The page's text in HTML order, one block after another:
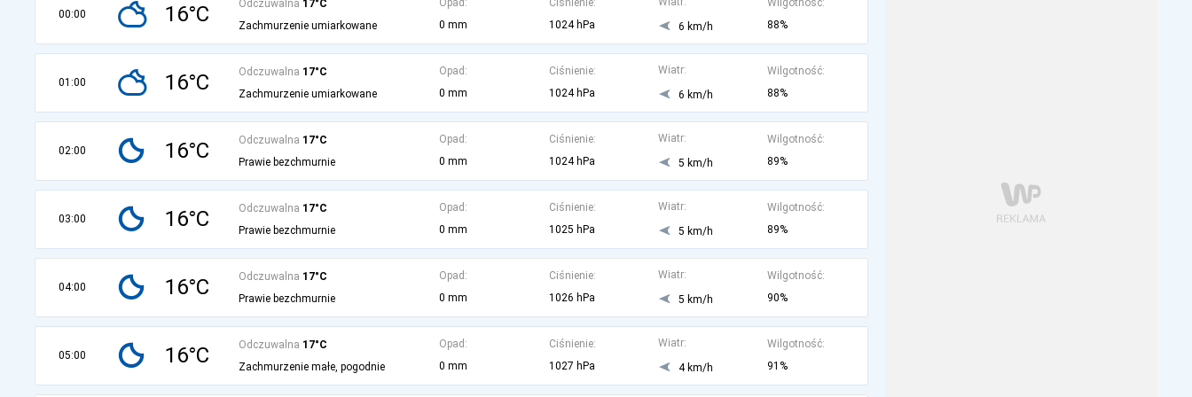
00:00 16°C Odczuwalna 17°C
Zachmurzenie umiarkowane
Opad:
0 mm
Ciśnienie:
1024 hPa
6 km/h
Wilgotność:
88%
01:00 16°C Odczuwalna 17°C
Zachmurzenie umiarkowane
Opad:
0 mm
Ciśnienie:
1024 hPa
Wiatr:
6 km/h
Wilgotność:
88%
02:00 16°C Odczuwalna 17°C
Prawie bezchmurnie
Opad:
0 mm
Ciśnienie:
1024 hPa
Wiatr:
5 km/h
Wilgotność:
89%
03:00 16°C Odczuwalna 17°C
Prawie bezchmurnie
Opad:
0 mm
Ciśnienie:
1025 hPa
Wiatr:
5 km/h
Wilgotność:
89%
04:00 16°C Odczuwalna 17°C
Prawie bezchmurnie
Opad:
0 mm
Ciśnienie:
1026 hPa
Wiatr:
5 km/h
Wilgotność:
90%
05:00 16°C Odczuwalna 17°C
Zachmurzenie małe, pogodnie
Opad:
0 mm
Ciśnienie:
1027 hPa
Wiatr:
4 km/h
Wilgotność:
91%